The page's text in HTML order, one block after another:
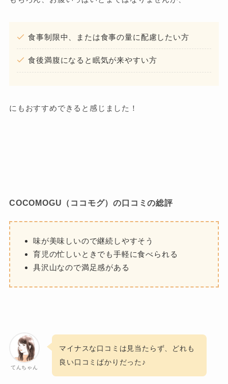
食事制限中、または食事の量に配慮したい方
食後満腹になると眠気が来やすい方
にもおすすめできると感じました！
COCOMOGU（ココモグ）の口コミの総評
味が美味しいので継続しやすそう
育児の忙しいときでも手軽に食べられる
具沢山なので満足感がある
てんちゃん
マイナスな口コミは見当たらず、どれも
良い口コミばかりだった♪